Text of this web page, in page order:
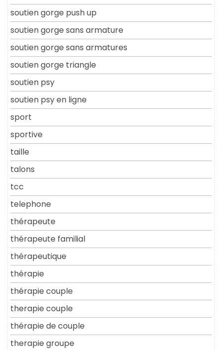
soutien gorge push up
soutien gorge sans armature
soutien gorge sans armatures
soutien gorge triangle
soutien psy
soutien psy en ligne
sport
sportive
taille
talons
tcc
telephone
thérapeute
thérapeute familial
thérapeutique
thérapie
thérapie couple
therapie couple
thérapie de couple
therapie groupe